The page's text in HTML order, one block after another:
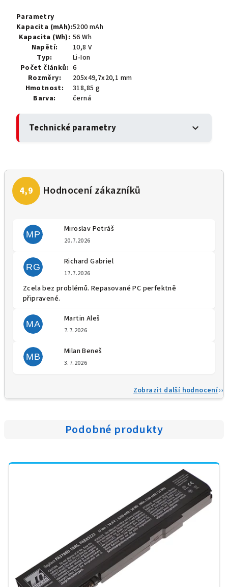
Parametry
Kapacita (mAh):5200 mAh
Kapacita (Wh): 56 Wh
Napětí:
10,8 V
Typ:
Li-Ion
Počet článků: 6
Rozměry:
205x49,7x20,1 mm
Hmotnost:
318,85 g
Barva:
černá
Technické parametry expand_more
MP
Miroslav Petráš
20.7.2026
RG
Richard Gabriel
17.7.2026
Zcela bez problémů. Repasované PC perfektně
připravené.
MA
Martin Aleš
7.7.2026
MB
Milan Beneš
3.7.2026
Zobrazit další hodnocení
Podobné produkty